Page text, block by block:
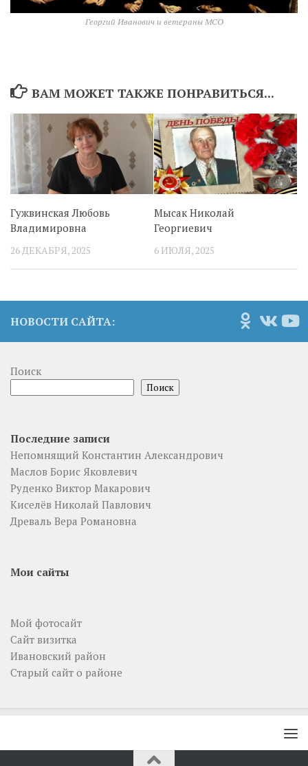
Георгий Иванович и ветераны МСО
ВАМ МОЖЕТ ТАКЖЕ ПОНРАВИТЬСЯ...
Гужвинская Любовь
Владимировна
26 ДЕКАБРЯ, 2025
Мысак Николай
Георгиевич
6 ИЮЛЯ, 2025
НОВОСТИ САЙТА:
Поиск
Поиск
Последние записи
Непомнящий Константин Александрович
Маслов Борис Яковлевич
Руденко Виктор Макарович
Киселёв Николай Павлович
Древаль Вера Романовна
Мои сайты
Мой фотосайт
Сайт визитка
Ивановский район
Старый сайт о районе